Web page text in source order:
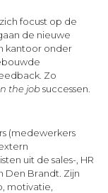
focust op de
de nieuwe
kantoor onder
Zo
the jobsuccessen.
(medewerkers
uit de sales-, HR
Den Brandt. Zijn
motivatie,